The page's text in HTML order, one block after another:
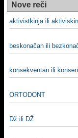
Nove reči
aktivistkinja ili
beskonačan ili
konsekventan ili
ORTODONT
Dž ili DŽ